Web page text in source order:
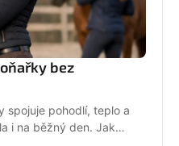
bez
spojuje pohodlí, teplo a
i na běžný den. Jak